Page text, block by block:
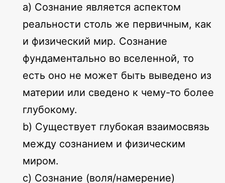
a) Сознание является аспектом
реальности столь же первичным, как
и физический мир. Сознание
фундаментально во вселенной, то
есть оно не может быть выведено из
материи или сведено к чему-то более
глубокому.
b) Существует глубокая взаимосвязь
между сознанием и физическим
миром.
c) Сознание (воля/намерение)